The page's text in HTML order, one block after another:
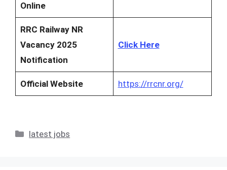
Online
RRC Railway NR
Vacancy 2025
Notification
Click Here
Official Website https://rrcnr.org/
Categories
latest jobs